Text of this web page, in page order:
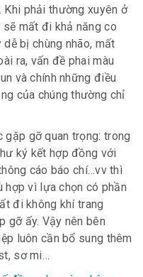
Khi phải thường xuyên ở
mất đi khả năng co
bị chùng nhão, mất
ra, vấn đề phai màu
và chính những điều
của chúng thường chỉ
gặp gỡ quan trọng: trong
ký kết hợp đồng với
cáo báo chí…vv thì
hợp vì lựa chọn có phần
đi không khí trang
gỡ ấy. Vậy nên bên
luôn cần bổ sung thêm
sơ mi…